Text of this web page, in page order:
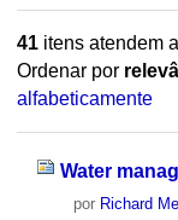
41itens atendem
Ordenar por
alfabeticamente
Water
por Richard